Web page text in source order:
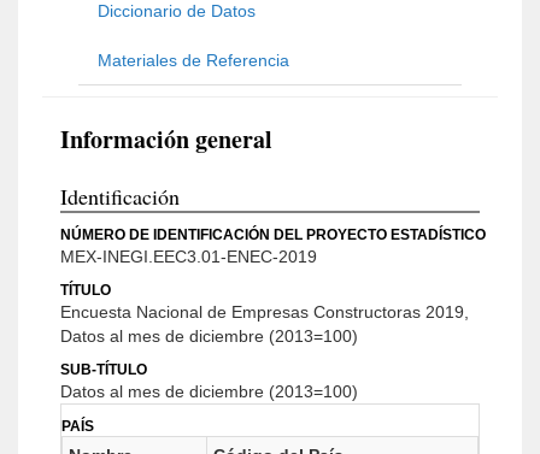
Diccionario de Datos
Materiales de Referencia
Información general
Identificación
NÚMERO DE IDENTIFICACIÓN DEL PROYECTO ESTADÍSTICO
MEX-INEGI.EEC3.01-ENEC-2019
TÍTULO
Encuesta Nacional de Empresas Constructoras 2019,
Datos al mes de diciembre (2013=100)
SUB-TÍTULO
Datos al mes de diciembre (2013=100)
PAÍS